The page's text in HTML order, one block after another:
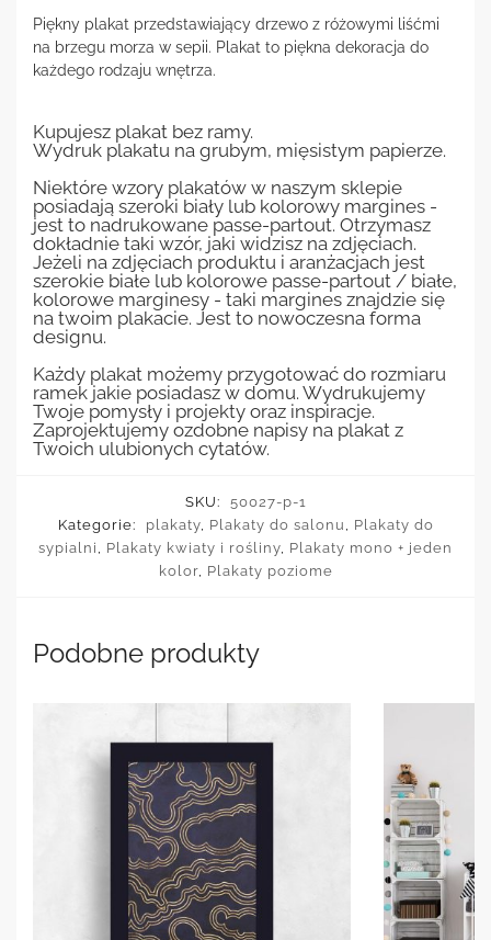
Piękny plakat przedstawiający drzewo z różowymi liśćmi
na brzegu morza w sepii. Plakat to piękna dekoracja do
każdego rodzaju wnętrza.
Kupujesz plakat bez ramy.
Wydruk plakatu na grubym, mięsistym papierze.
Niektóre wzory plakatów w naszym sklepie
posiadają szeroki biały lub kolorowy margines -
jest to nadrukowane passe-partout. Otrzymasz
dokładnie taki wzór, jaki widzisz na zdjęciach.
Jeżeli na zdjęciach produktu i aranżacjach jest
szerokie białe lub kolorowe passe-partout / białe,
kolorowe marginesy - taki margines znajdzie się
na twoim plakacie. Jest to nowoczesna forma
designu.
Każdy plakat możemy przygotować do rozmiaru
ramek jakie posiadasz w domu. Wydrukujemy
Twoje pomysły i projekty oraz inspiracje.
Zaprojektujemy ozdobne napisy na plakat z
Twoich ulubionych cytatów.
SKU:
50027-p-1
Kategorie:
plakaty, Plakaty do salonu , Plakaty do
sypialni , Plakaty kwiaty i rośliny, Plakaty mono + jeden
kolor, Plakaty poziome
Podobne produkty